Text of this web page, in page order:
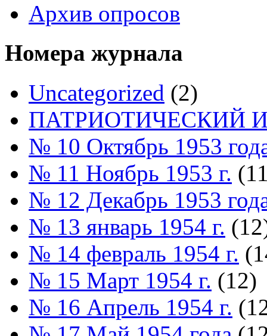
Архив опросов
Номера журнала
Uncategorized (2)
ПАТРИОТИЧЕСКИЙ
№ 10 Октябрь 1953
№ 11 Ноябрь 1953 г.
№ 12 Декабрь 1953
№ 13 январь 1954 г.
№ 14 февраль 1954 г.
№ 15 Март 1954 г. (12)
№ 16 Апрель 1954 г.